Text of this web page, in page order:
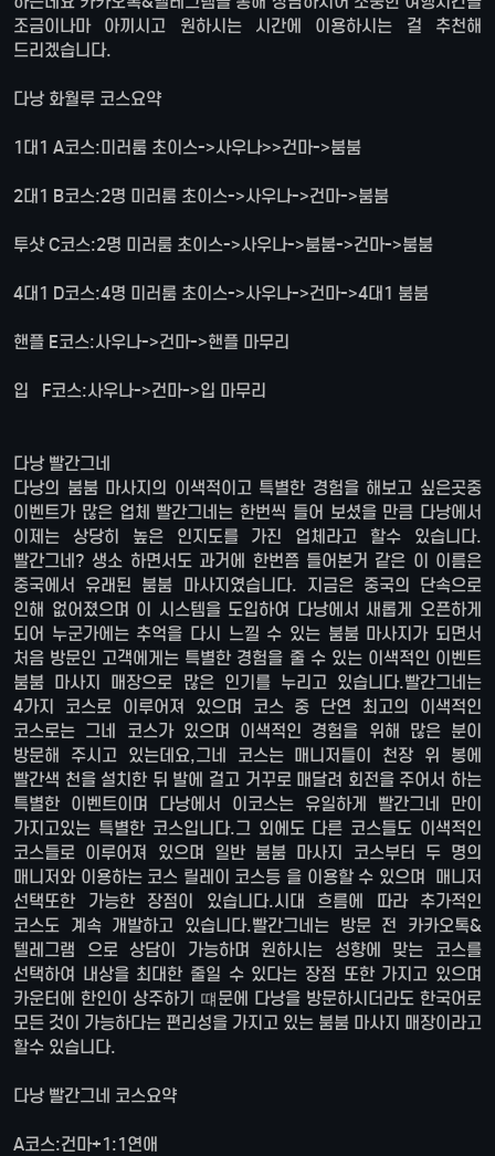
조금이나마 아끼시고 원하시는 시간에 이용하시는 걸 추천해
드리겠습니다.
다낭 화월루 코스요약
1대1 A코스:미러룸 초이스->사우나>>건마->붐붐
2대1 B코스:2명 미러룸 초이스->사우나->건마->붐붐
투샷 C코스:2명 미러룸 초이스->사우나->붐붐->건마->붐붐
4대1 D코스:4명 미러룸 초이스->사우나->건마->4대1 붐붐
핸플 E코스:사우나->건마->핸플 마무리
입 F코스:사우나->건마->입 마무리
다낭 빨간그네
다낭의 붐붐 마사지의 이색적이고 특별한 경험을 해보고 싶은곳중
이벤트가 많은 업체 빨간그네는 한번씩 들어 보셨을 만큼 다낭에서
이제는 상당히 높은 인지도를 가진 업체라고 할수 있습니다.
빨간그네? 생소 하면서도 과거에 한번쯤 들어본거 같은 이 이름은
중국에서 유래된 붐붐 마사지였습니다. 지금은 중국의 단속으로
인해 없어졌으며 이 시스템을 도입하여 다낭에서 새롭게 오픈하게
되어 누군가에는 추억을 다시 느낄 수 있는 붐붐 마사지가 되면서
처음 방문인 고객에게는 특별한 경험을 줄 수 있는 이색적인 이벤트
붐붐 마사지 매장으로 많은 인기를 누리고 있습니다.빨간그네는
4가지 코스로 이루어져 있으며 코스 중 단연 최고의 이색적인
코스로는 그네 코스가 있으며 이색적인 경험을 위해 많은 분이
방문해 주시고 있는데요,그네 코스는 매니저들이 천장 위 봉에
빨간색 천을 설치한 뒤 발에 걸고 거꾸로 매달려 회전을 주어서 하는
특별한 이벤트이며 다낭에서 이코스는 유일하게 빨간그네 만이
가지고있는 특별한 코스입니다.그 외에도 다른 코스들도 이색적인
코스들로 이루어져 있으며 일반 붐붐 마사지 코스부터 두 명의
매니저와 이용하는 코스 릴레이 코스등 을 이용할 수 있으며 매니저
선택또한 가능한 장점이 있습니다.시대 흐름에 따라 추가적인
코스도 계속 개발하고 있습니다.빨간그네는 방문 전 카카오톡&
텔레그램 으로 상담이 가능하며 원하시는 성향에 맞는 코스를
선택하여 내상을 최대한 줄일 수 있다는 장점 또한 가지고 있으며
카운터에 한인이 상주하기 떄문에 다낭을 방문하시더라도 한국어로
모든 것이 가능하다는 편리성을 가지고 있는 붐붐 마사지 매장이라고
할수 있습니다.
다낭 빨간그네 코스요약
A코스:건마+1:1연애